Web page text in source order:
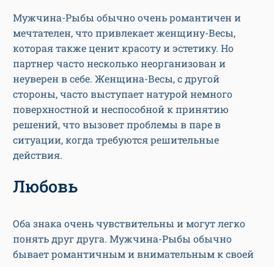
Мужчина-Рыбы обычно очень романтичен и
мечтателен, что привлекает женщину-Весы,
которая также ценит красоту и эстетику. Но
партнер часто несколько неорганизован и
неуверен в себе. Женщина-Весы, с другой
стороны, часто выступает натурой немного
поверхностной и неспособной к принятию
решений, что вызовет проблемы в паре в
ситуации, когда требуются решительные
действия.
Любовь
Оба знака очень чувствительны и могут легко
понять друг друга. Мужчина-Рыбы обычно
бывает романтичным и внимательным к своей